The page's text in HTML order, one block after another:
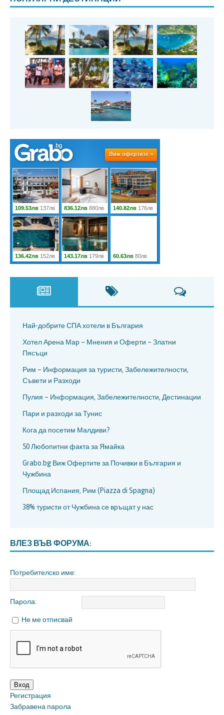
Най-добрите СПА хотели в България
Хотел Арена Мар – Мнения и Оферти – Златни
Пясъци
Рим – Информация за туристи, Забележителности,
Съвети и Разходи
Пулия – Информация, Забележителности, Дестинации
Пари и разходи за Тунис
Кога да посетим Малдиви?
50 Любопитни факта за Ямайка
Grabo.bg Виж Офертите за Почивки в България и
Чужбина
Площад Испания, Рим (Piazza di Spagna)
38% туристи от Чужбина се връщат у нас
ВЛЕЗ ВЪВ ФОРУМА:
Потребителско име:
Парола:
Не ме отписвай
Вход
Регистрация
Забравена парола